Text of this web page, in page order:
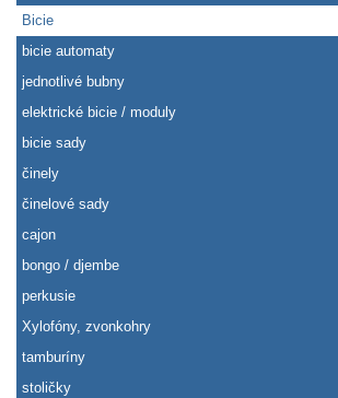
Bicie
bicie automaty
jednotlivé bubny
elektrické bicie / moduly
bicie sady
činely
činelové sady
cajon
bongo / djembe
perkusie
Xylofóny, zvonkohry
tamburíny
stoličky